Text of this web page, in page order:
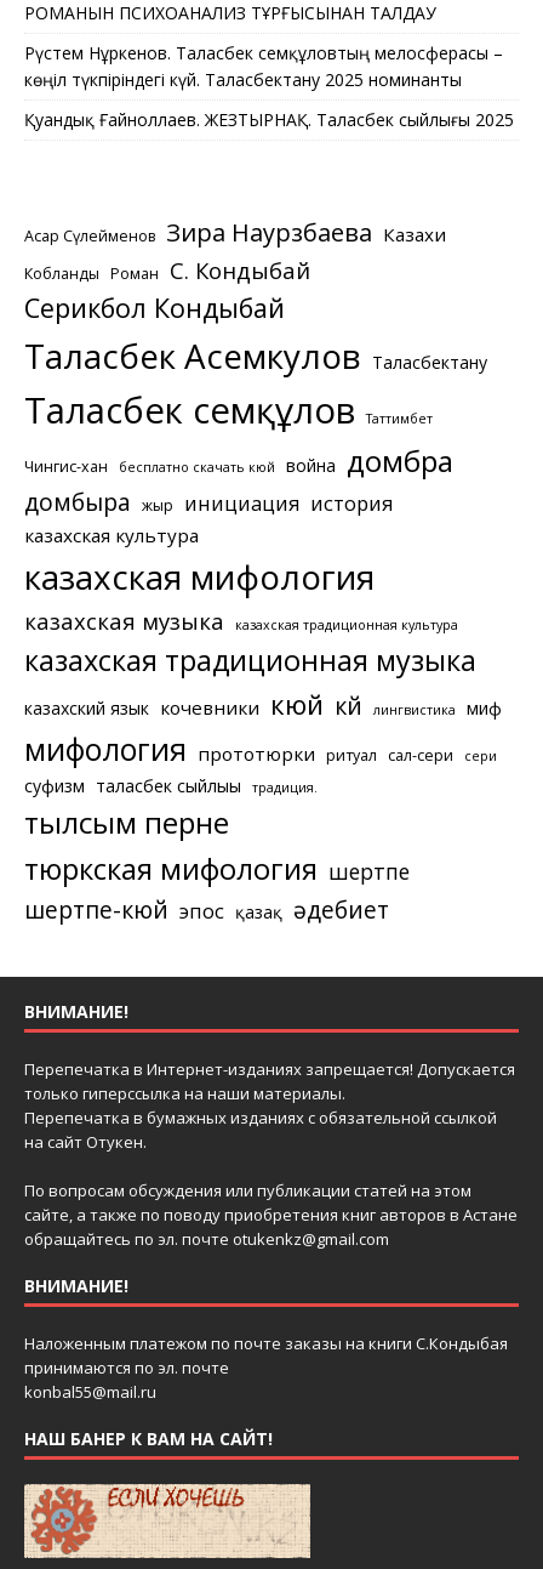
РОМАНЫН ПСИХОАНАЛИЗ ТҰРҒЫСЫНАН ТАЛДАУ
Рүстем Нұркенов. Таласбек Әсемқұловтың мелосферасы –
көңіл түкпіріндегі күй. Таласбектану 2025 номинанты
Қуандық Ғайноллаев. ЖЕЗТЫРНАҚ. Таласбек сыйлығы 2025
Асқар Сүлейменов Зира Наурзбаева Казахи
Кобланды Роман С. Кондыбай
Серикбол Кондыбай
Таласбек Асемкулов Таласбектану
Таласбек Әсемқұлов Таттимбет
Чингис-хан бесплатно скачать кюй война домбра
домбыра жыр инициация история
казахская культура
казахская мифология
казахская музыка казахская традиционная культура
казахская традиционная музыка
казахский язык кочевники кюй күй лингвистика миф
мифология прототюрки ритуал сал-сери сери
суфизм таласбек сыйлығы традиция.
тылсым перне
тюркская мифология шертпе
шертпе-кюй эпос қазақ әдебиет
ВНИМАНИЕ!
Перепечатка в Интернет-изданиях запрещается! Допускается
только гиперссылка на наши материалы.
Перепечатка в бумажных изданиях с обязательной ссылкой
на сайт Отукен.
По вопросам обсуждения или публикации статей на этом
сайте, а также по поводу приобретения книг авторов в Астане
обращайтесь по эл. почте otukenkz@gmail.com
ВНИМАНИЕ!
Наложенным платежом по почте заказы на книги С.Кондыбая
принимаются по эл. почте
konbal55@mail.ru
НАШ БАНЕР К ВАМ НА САЙТ!